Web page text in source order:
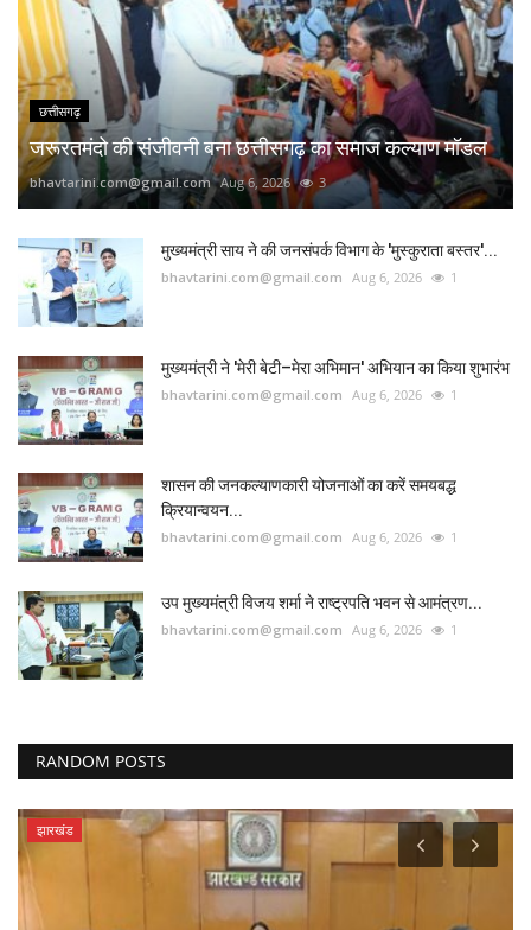
छत्तीसगढ़
जरूरतमंदो की संजीवनी बना छत्तीसगढ़ का समाज कल्याण मॉडल
bhavtarini.com@gmail.com Aug 6, 2026 3
मुख्यमंत्री साय ने की जनसंपर्क विभाग के 'मुस्कुराता बस्तर'...
bhavtarini.com@gmail.com Aug 6, 2026 1
मुख्यमंत्री ने 'मेरी बेटी–मेरा अभिमान' अभियान का किया शुभारंभ
bhavtarini.com@gmail.com Aug 6, 2026 1
शासन की जनकल्याणकारी योजनाओं का करें समयबद्ध
क्रियान्वयन...
bhavtarini.com@gmail.com Aug 6, 2026 1
उप मुख्यमंत्री विजय शर्मा ने राष्ट्रपति भवन से आमंत्रण...
bhavtarini.com@gmail.com Aug 6, 2026 1
RANDOM POSTS
झारखंड